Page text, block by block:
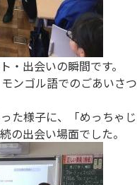
・出会いの瞬間です。
ンゴル語でのごあいさつ
た様子に、「めっちゃじ
の出会い場面でした。